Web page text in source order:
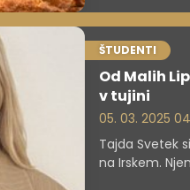
obročno
ohranjajo
ŠTUDENTI
Od Malih
v tujini
05. 03. 2025
Tajda Svetek
na Irskem.